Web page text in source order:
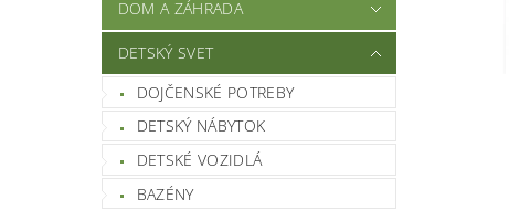
DOM A ZÁHRADA
DETSKÝ SVET
DOJČENSKÉ POTREBY
DETSKÝ NÁBYTOK
DETSKÉ VOZIDLÁ
BAZÉNY